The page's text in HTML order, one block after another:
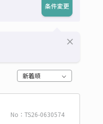
条件変更
close
新着順
No：TS26-0630574